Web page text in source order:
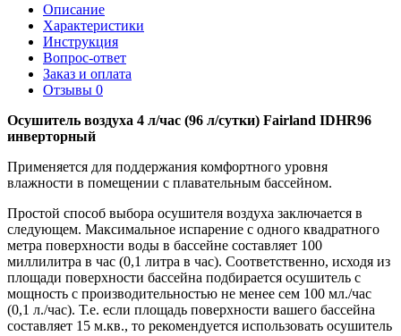
Описание
Характеристики
Инструкция
Вопрос-ответ
Заказ и оплата
Отзывы 0
Осушитель воздуха 4 л/час (96 л/сутки) Fairland IDHR96
инверторный
Применяется для поддержания комфортного уровня
влажности в помещении с плавательным бассейном.
Простой способ выбора осушителя воздуха заключается в
следующем. Максимальное испарение с одного квадратного
метра поверхности воды в бассейне составляет 100
миллилитра в час (0,1 литра в час). Соответственно, исходя из
площади поверхности бассейна подбирается осушитель с
мощность с производительностью не менее сем 100 мл./час
(0,1 л./час). Т.е. если площадь поверхности вашего бассейна
составляет 15 м.кв., то рекомендуется использовать осушитель